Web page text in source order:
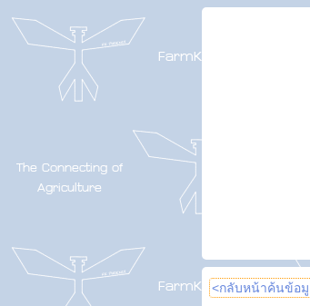
<กลับหน้าค้นข้อ